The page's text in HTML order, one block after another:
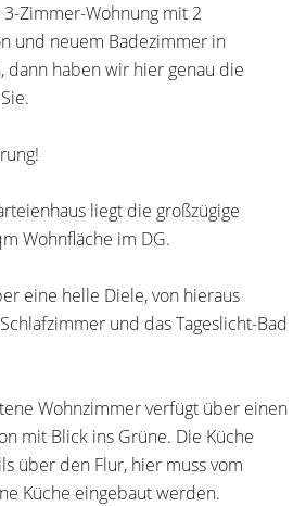
Zimmer-Wohnung mit 2
und neuem Badezimmer in
dann haben wir hier genau die
liegt die großzügige
Wohnfläche im DG.
eine helle Diele, von hieraus
und das Tageslicht-Bad
Wohnzimmer verfügt über einen
mit Blick ins Grüne. Die Küche
über den Flur, hier muss vom
Küche eingebaut werden.